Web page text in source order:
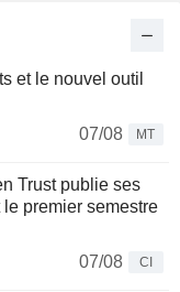
et le nouvel outil
07/08
MT
Trust publie ses
premier semestre
07/08
CI